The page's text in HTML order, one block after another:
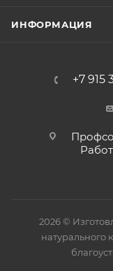
ИНФОРМАЦИЯ
+7 915
2026 ©
натурального